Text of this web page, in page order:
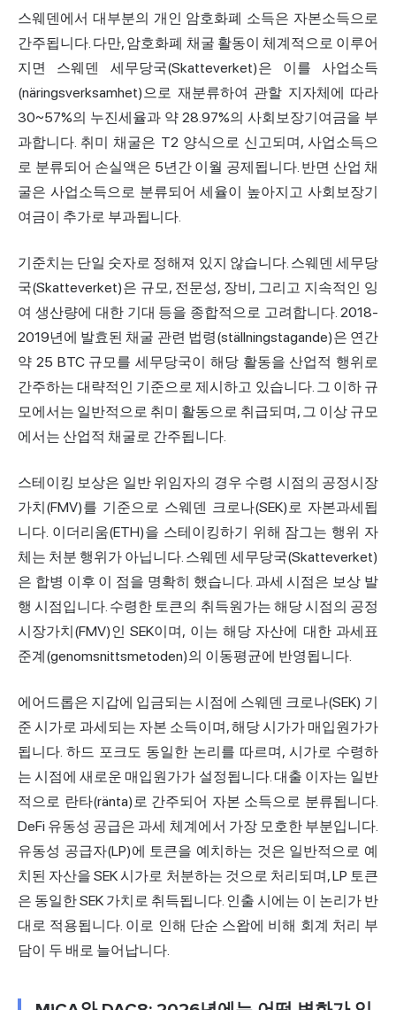
스웨덴에서 대부분의 개인 암호화폐 소득은 자본소득으로
간주됩니다. 다만, 암호화폐 채굴 활동이 체계적으로 이루어
지면 스웨덴 세무당국(Skatteverket)은 이를 사업소득
(näringsverksamhet)으로 재분류하여 관할 지자체에 따라
30~57%의 누진세율과 약 28.97%의 사회보장기여금을 부
과합니다. 취미 채굴은 T2 양식으로 신고되며, 사업소득으
로 분류되어 손실액은 5년간 이월 공제됩니다. 반면 산업 채
굴은 사업소득으로 분류되어 세율이 높아지고 사회보장기
여금이 추가로 부과됩니다.
기준치는 단일 숫자로 정해져 있지 않습니다. 스웨덴 세무당
국(Skatteverket)은 규모, 전문성, 장비, 그리고 지속적인 잉
여 생산량에 대한 기대 등을 종합적으로 고려합니다. 2018-
2019년에 발효된 채굴 관련 법령(ställningstagande)은 연간
약 25 BTC 규모를 세무당국이 해당 활동을 산업적 행위로
간주하는 대략적인 기준으로 제시하고 있습니다. 그 이하 규
모에서는 일반적으로 취미 활동으로 취급되며, 그 이상 규모
에서는 산업적 채굴로 간주됩니다.
스테이킹 보상은 일반 위임자의 경우 수령 시점의 공정시장
가치(FMV)를 기준으로 스웨덴 크로나(SEK)로 자본과세됩
니다. 이더리움(ETH)을 스테이킹하기 위해 잠그는 행위 자
체는 처분 행위가 아닙니다. 스웨덴 세무당국(Skatteverket)
은 합병 이후 이 점을 명확히 했습니다. 과세 시점은 보상 발
행 시점입니다. 수령한 토큰의 취득원가는 해당 시점의 공정
시장가치(FMV)인 SEK이며, 이는 해당 자산에 대한 과세표
준계(genomsnittsmetoden)의 이동평균에 반영됩니다.
에어드롭은 지갑에 입금되는 시점에 스웨덴 크로나(SEK) 기
준 시가로 과세되는 자본 소득이며, 해당 시가가 매입원가가
됩니다. 하드 포크도 동일한 논리를 따르며, 시가로 수령하
는 시점에 새로운 매입원가가 설정됩니다. 대출 이자는 일반
적으로 란타(ränta)로 간주되어 자본 소득으로 분류됩니다.
DeFi 유동성 공급은 과세 체계에서 가장 모호한 부분입니다.
유동성 공급자(LP)에 토큰을 예치하는 것은 일반적으로 예
치된 자산을 SEK 시가로 처분하는 것으로 처리되며, LP 토큰
은 동일한 SEK 가치로 취득됩니다. 인출 시에는 이 논리가 반
대로 적용됩니다. 이로 인해 단순 스왑에 비해 회계 처리 부
담이 두 배로 늘어납니다.